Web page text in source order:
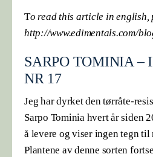
To read this article in english,
http://www.edimentals.com/
SARPO TOMINIA –
NR 17
Jeg har dyrket den tørråte-
Sarpo Tominia hvert år siden
å levere og viser ingen tegn til
Plantene av denne sorten